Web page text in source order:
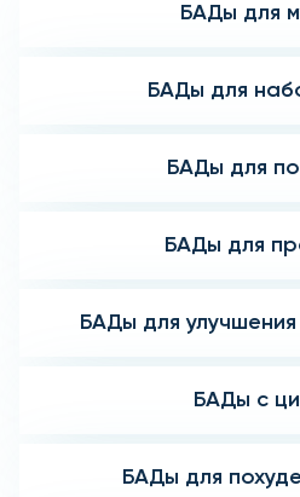
БАДы для
БАДы для
БАДы для
БАДы для
БАДы для
БАДы с
БАДы для